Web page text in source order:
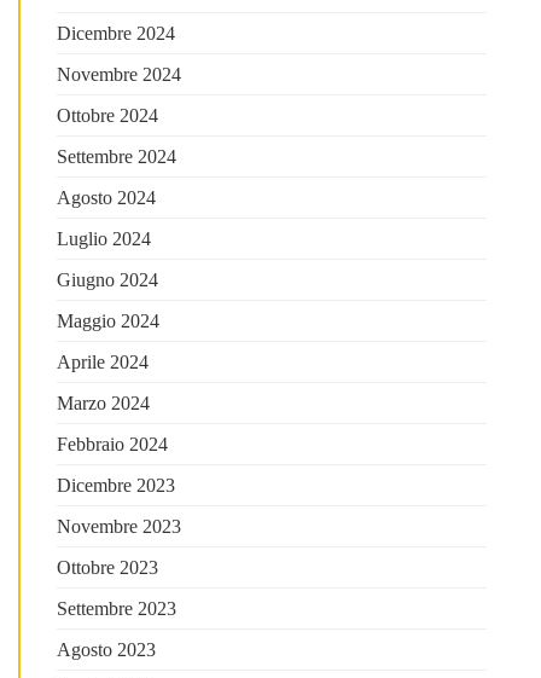
Dicembre 2024
Novembre 2024
Ottobre 2024
Settembre 2024
Agosto 2024
Luglio 2024
Giugno 2024
Maggio 2024
Aprile 2024
Marzo 2024
Febbraio 2024
Dicembre 2023
Novembre 2023
Ottobre 2023
Settembre 2023
Agosto 2023